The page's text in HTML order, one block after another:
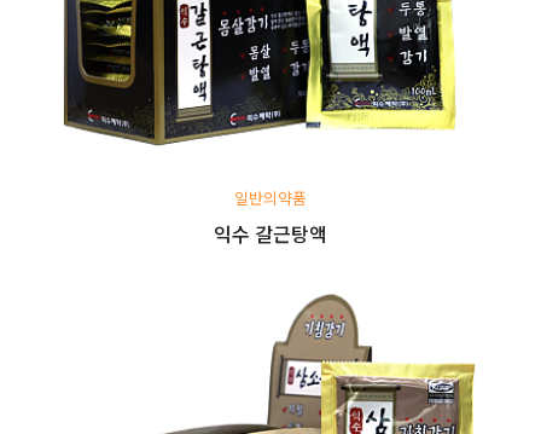
일반의약품
익수 갈근탕액